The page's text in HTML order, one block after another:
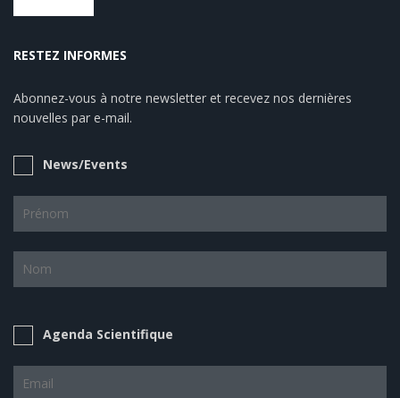
RESTEZ INFORMES
Abonnez-vous à notre newsletter et recevez nos dernières
nouvelles par e-mail.
News/Events
Agenda Scientifique